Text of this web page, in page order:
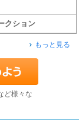
クション
もっと見る
ど様々な